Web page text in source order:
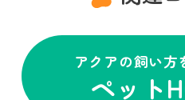
アクアの飼い方
ペット